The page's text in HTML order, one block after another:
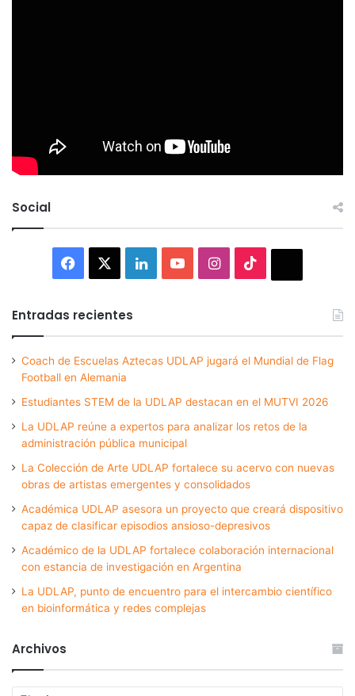
Social
Facebook LinkedInYouTubeInstagram
Entradas recientes
Coach de Escuelas Aztecas UDLAP jugará el Mundial de Flag
Football en Alemania
Estudiantes STEM de la UDLAP destacan en el MUTVI 2026
La UDLAP reúne a expertos para analizar los retos de la
administración pública municipal
La Colección de Arte UDLAP fortalece su acervo con nuevas
obras de artistas emergentes y consolidados
Académica UDLAP asesora un proyecto que creará dispositivo
capaz de clasificar episodios ansioso-depresivos
Académico de la UDLAP fortalece colaboración internacional
con estancia de investigación en Argentina
La UDLAP, punto de encuentro para el intercambio científico
en bioinformática y redes complejas
Archivos